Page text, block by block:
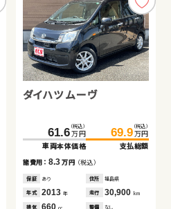
ダイハツ ムーヴ
61.6 （税込）
万円
車両本体価格
69.9 （税込）
万円
支払総額
諸費用： 8.3万円 （税込）
保証 あり 住所 福島県
年式 2013年 走行 30,900 km
排気 整備 なし
スズキ スイフト
113.0 （税込）
万円
車両本体価格
125.9 （税込）
万円
支払総額
諸費用： 12.9万円（税込）
保証 あり 住所 岩手県
年式 2018年 走行 15,600 km
排気 1,300 整備 法定整備付
ホンダ フリード ハイブリ
ッド
268.7 279.7 万円